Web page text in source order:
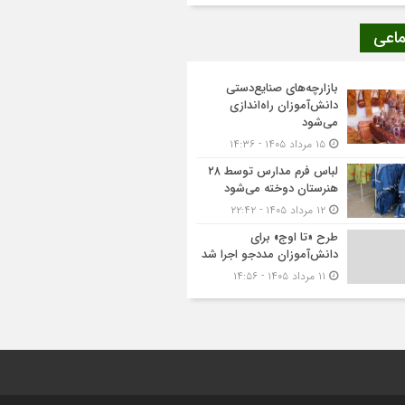
بازارچه‌های صنایع‌دستی
دانش‌آموزان راه‌اندازی
می‌شود
لباس فرم مدارس توسط ۲۸
هنرستان‌ دوخته می‌شود
طرح «تا اوج» برای
دانش‌آموزان مددجو اجرا شد